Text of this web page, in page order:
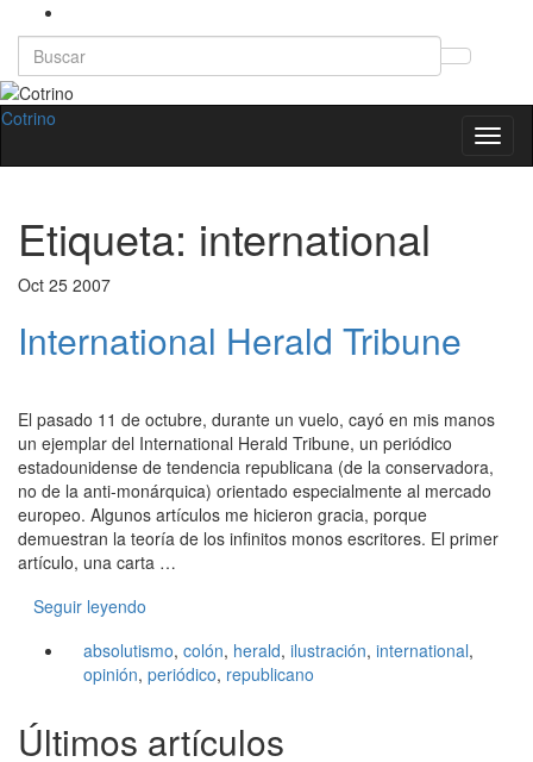
de
Search
for:
la
Cotrino
Etiqueta: international
Oct 25 2007
International Herald Tribune
El pasado 11 de octubre, durante un vuelo, cayó en mis manos
un ejemplar del International Herald Tribune, un periódico
estadounidense de tendencia republicana (de la conservadora,
no de la anti-monárquica) orientado especialmente al mercado
europeo. Algunos artículos me hicieron gracia, porque
demuestran la teoría de los infinitos monos escritores. El primer
artículo, una carta …
Seguir leyendo
absolutismo, colón, herald, ilustración, international,
opinión, periódico, republicano
Últimos artículos